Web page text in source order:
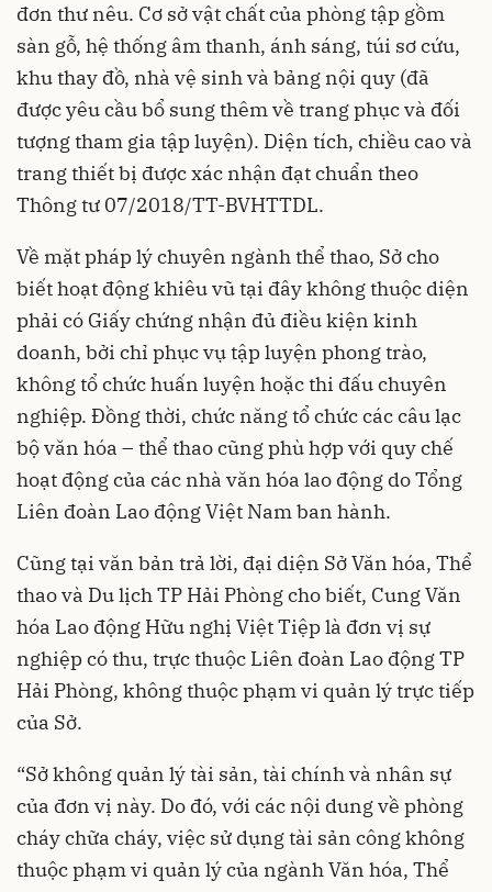
đơn thư nêu. Cơ sở vật chất của phòng tập gồm
sàn gỗ, hệ thống âm thanh, ánh sáng, túi sơ cứu,
khu thay đồ, nhà vệ sinh và bảng nội quy (đã
được yêu cầu bổ sung thêm về trang phục và đối
tượng tham gia tập luyện). Diện tích, chiều cao và
trang thiết bị được xác nhận đạt chuẩn theo
Thông tư 07/2018/TT-BVHTTDL.
Về mặt pháp lý chuyên ngành thể thao, Sở cho
biết hoạt động khiêu vũ tại đây không thuộc diện
phải có Giấy chứng nhận đủ điều kiện kinh
doanh, bởi chỉ phục vụ tập luyện phong trào,
không tổ chức huấn luyện hoặc thi đấu chuyên
nghiệp. Đồng thời, chức năng tổ chức các câu lạc
bộ văn hóa – thể thao cũng phù hợp với quy chế
hoạt động của các nhà văn hóa lao động do Tổng
Liên đoàn Lao động Việt Nam ban hành.
Cũng tại văn bản trả lời, đại diện Sở Văn hóa, Thể
thao và Du lịch TP Hải Phòng cho biết, Cung Văn
hóa Lao động Hữu nghị Việt Tiệp là đơn vị sự
nghiệp có thu, trực thuộc Liên đoàn Lao động TP
Hải Phòng, không thuộc phạm vi quản lý trực tiếp
của Sở.
“Sở không quản lý tài sản, tài chính và nhân sự
của đơn vị này. Do đó, với các nội dung về phòng
cháy chữa cháy, việc sử dụng tài sản công không
thuộc phạm vi quản lý của ngành Văn hóa, Thể